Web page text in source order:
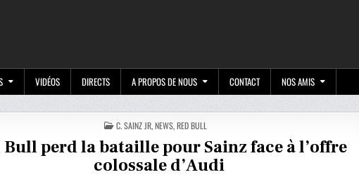
VIDÉOS DIRECTS A PROPOS DE NOUS CONTACT NOS AMIS
POSTED
IN
C. SAINZ JR,NEWS,RED BULL
Bull perd la bataille pour Sainz face à l’offre
colossale d’Audi